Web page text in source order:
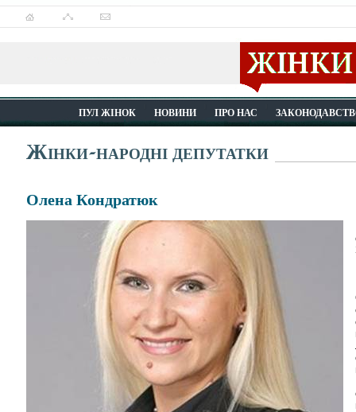
ПУЛ ЖІНОК НОВИНИ ПРО НАС
Жінки-народні депутатки
Олена Кондратюк